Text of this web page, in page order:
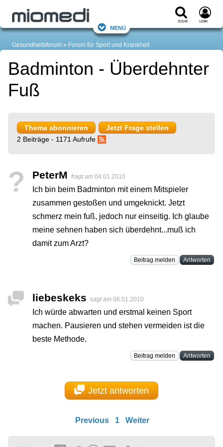
Suche Login
Menü
Gesundheitsforum Forum für Sport und Krankheit
Badminton - Überdehnter
Fuß
Thema abonnieren
Jetzt Frage stellen
2 Beiträge - 1171 Aufrufe
? PeterM fragt am 04.01.2010
Ich bin beim Badminton mit einem Mitspieler
zusammen gestoßen und umgeknickt. Jetzt
schmerz mein fuß, jedoch nur einseitig. Ich glaube
meine sehnen haben sich überdehnt...muß ich
damit zum Arzt?
Beitrag melden Antworten
liebeskeks sagt am 06.01.2010
Ich würde abwarten und erstmal keinen Sport
machen. Pausieren und stehen vermeiden ist die
beste Methode.
Beitrag melden Antworten
Jetzt antworten
Previous 1 Weiter